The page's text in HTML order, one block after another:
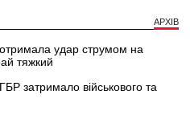
АРХІВ
удар струмом на
тяжкий
затримало військового та